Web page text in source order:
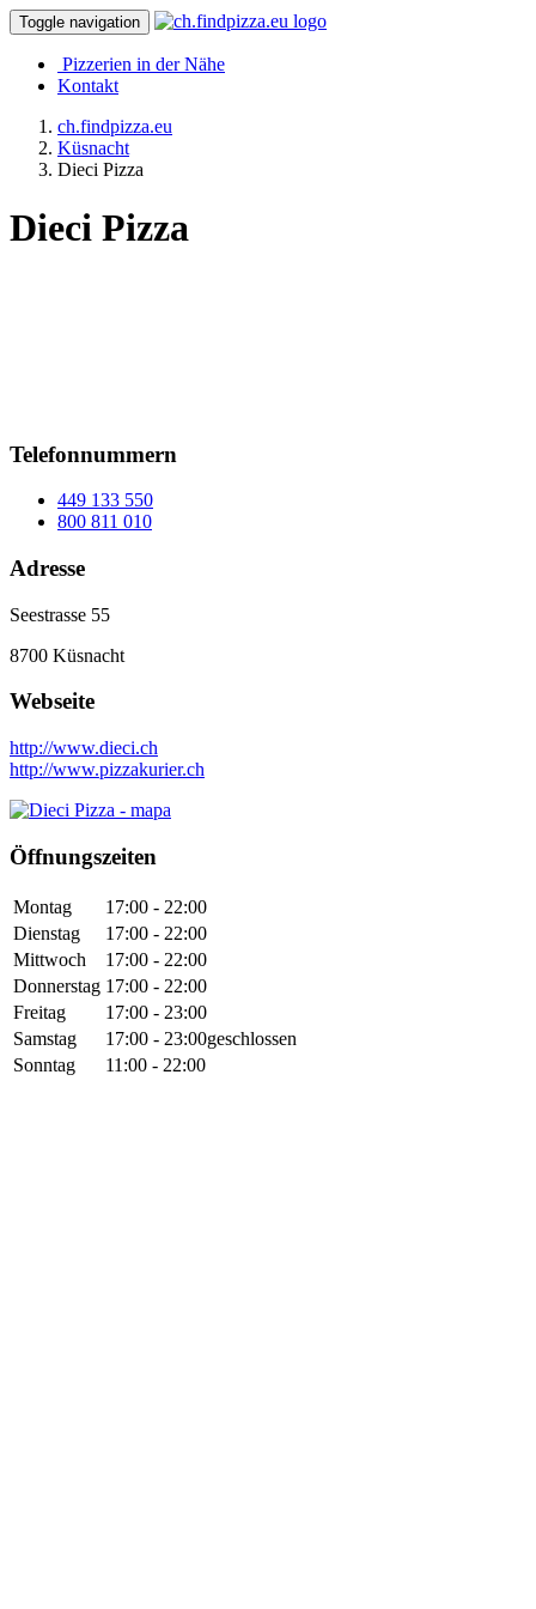
Toggle navigation
Pizzerien in der Nähe
Kontakt
ch.findpizza.eu
Küsnacht
Dieci Pizza
Dieci Pizza
Telefonnummern
449 133 550
800 811 010
Adresse
Seestrasse 55
8700 Küsnacht
Webseite
http://www.dieci.ch
http://www.pizzakurier.ch
Öffnungszeiten
Montag
17:00 - 22:00
Dienstag
17:00 - 22:00
Mittwoch
17:00 - 22:00
Donnerstag 17:00 - 22:00
Freitag
17:00 - 23:00
Samstag
17:00 - 23:00geschlossen
Sonntag
11:00 - 22:00